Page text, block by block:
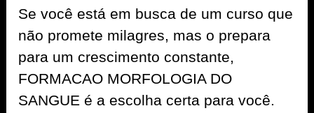
Se você está em busca de um curso que
não promete milagres, mas o prepara
para um crescimento constante,
FORMACAO MORFOLOGIA DO
SANGUE é a escolha certa para você.